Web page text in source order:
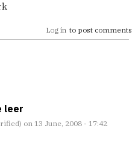
Log in to post comments
leer
on 13 June, 2008 - 17:42